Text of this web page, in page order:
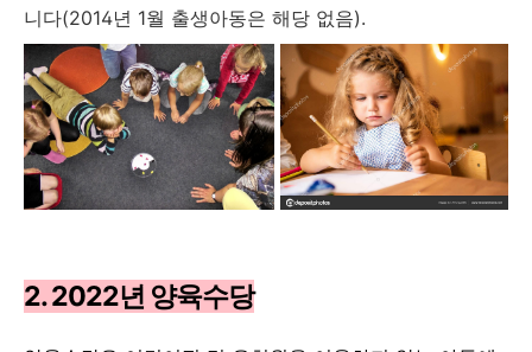
니다(2014년 1월 출생아동은 해당 없음).
2. 2022년 양육수당